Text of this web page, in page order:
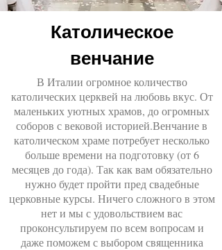
Католическое
венчание
В Италии огромное количество
католических церквей на любовь вкус. От
маленьких уютных храмов, до огромных
соборов с вековой историей.Венчание в
католическом храме потребует несколько
больше времени на подготовку (от 6
месяцев до года). Так как вам обязательно
нужно будет пройти пред свадебные
церковные курсы. Ничего сложного в этом
нет и мы с удовольствием вас
проконсультируем по всем вопросам и
даже поможем с выбором священника